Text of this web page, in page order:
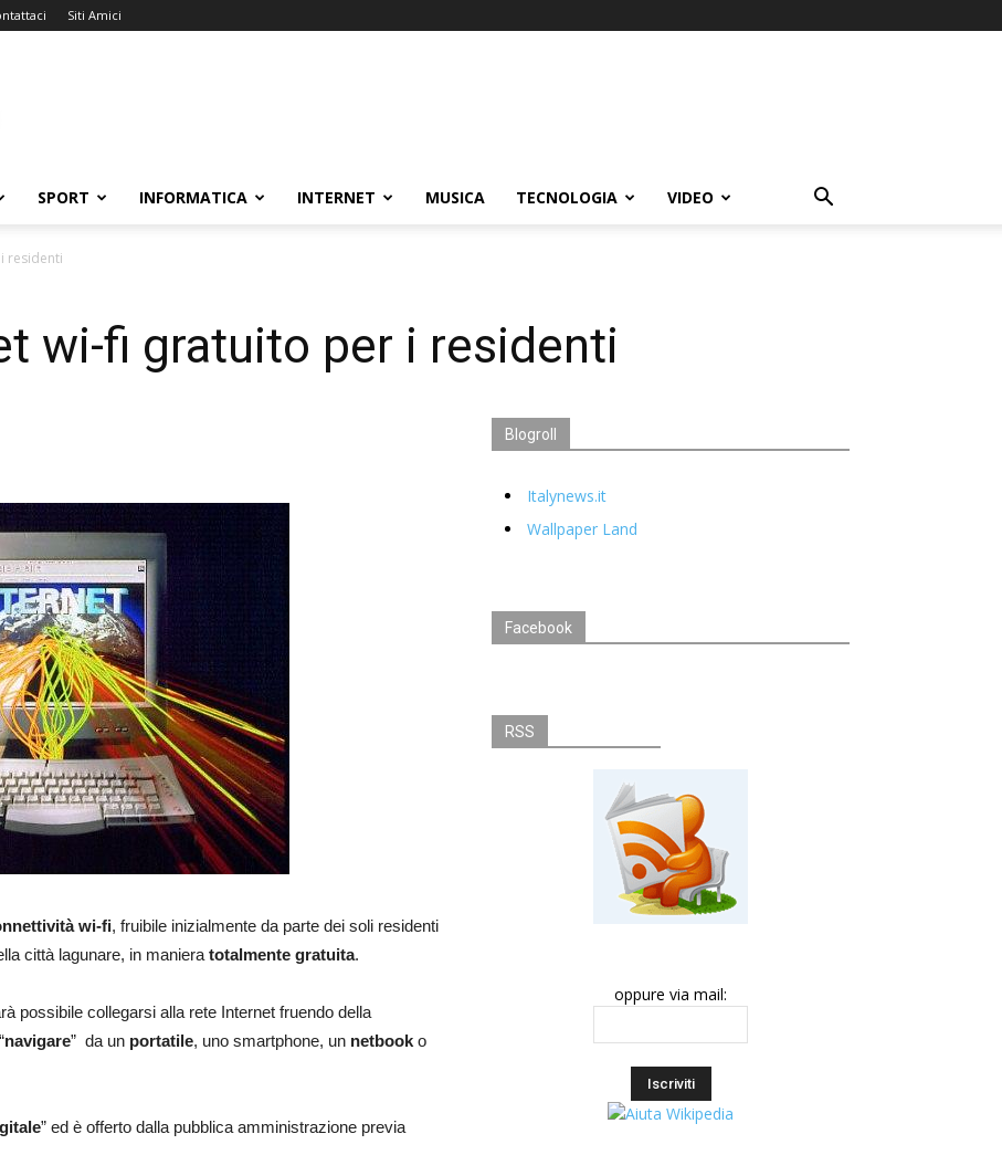
Siti Amici
SPORT INFORMATICA INTERNET MUSICA TECNOLOGIA VIDEO
residenti
wi-fi gratuito per i residenti
wi-fi, fruibile inizialmente da parte dei soli residenti
città lagunare, in maniera totalmente gratuita.
possibile collegarsi alla rete Internet fruendo della
navigare” da un portatile, uno smartphone, un netbook o
” ed è offerto dalla pubblica amministrazione previa
Blogroll
Italynews.it
Wallpaper Land
Facebook
RSS
oppure via mail: